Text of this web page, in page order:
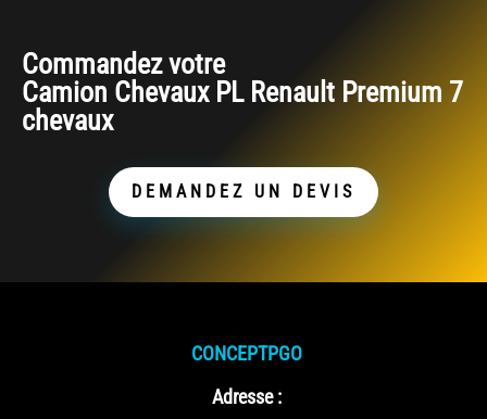
Commandez votre
Camion Chevaux PL Renault Premium 7
chevaux
DEMANDEZ UN DEVIS
CONCEPTPGO
Adresse :